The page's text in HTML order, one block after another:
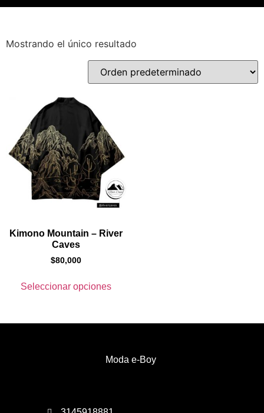
Mostrando el único resultado
Kimono Mountain – River
Caves
$80,000
Seleccionar opciones
Moda e-Boy